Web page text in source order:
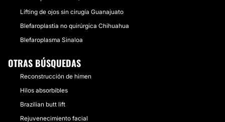
Lifting de ojos sin cirugía Guanajuato
Blefaroplastia no quirúrgica Chihuahua
Blefaroplasma Sinaloa
OTRAS BÚSQUEDAS
Reconstrucción de himen
Hilos absorbibles
Brazilian butt lift
Rejuvenecimiento facial